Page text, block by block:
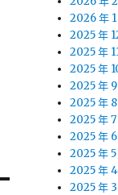
2026 年 1
2025 年
2025 年
2025 年
2025 年 9
2025 年 8
2025 年 7
2025 年 6
2025 年 5
2025 年
2025 年 3